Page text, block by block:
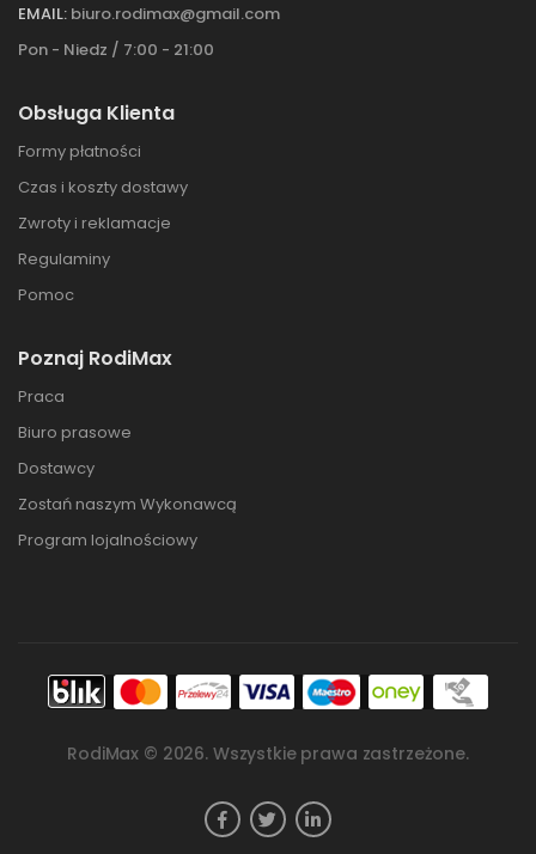
EMAIL: biuro.rodimax@gmail.com
Pon - Niedz / 7:00 - 21:00
Obsługa Klienta
Formy płatności
Czas i koszty dostawy
Zwroty i reklamacje
Regulaminy
Pomoc
Poznaj RodiMax
Praca
Biuro prasowe
Dostawcy
Zostań naszym Wykonawcą
Program lojalnościowy
RodiMax © 2026. Wszystkie prawa zastrzeżone.